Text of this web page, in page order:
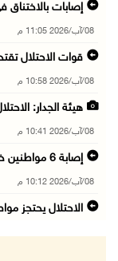
إصابات
08/آب/2026 11:05 م
قوات الاحتلال
08/آب/2026 10:58 م
هيئة الجدار: الاحتلال
08/آب/2026 10:41 م
إصابة 6 مواطنين خلال هجوم لمستعمرين إرهابيين ...
08/آب/2026 10:12 م
الاحتلال يحتجز